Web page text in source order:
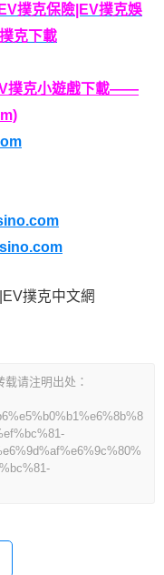
撲克保險|EV撲克娛
克下載
撲克小遊戲下載——
撲克中文網
请注明出处：